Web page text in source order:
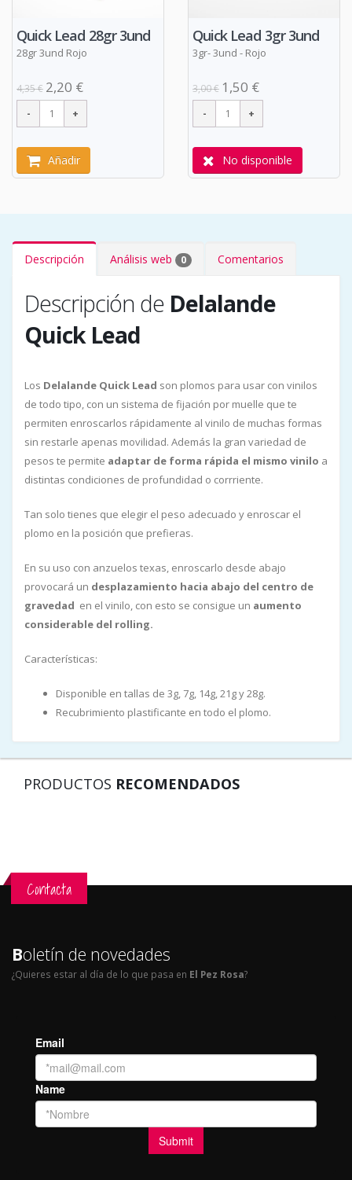
Quick Lead 28gr 3und
28gr 3und Rojo
4,35 € 2,20 €
Añadir
Quick Lead 3gr 3und
3gr- 3und - Rojo
3,00 € 1,50 €
No disponible
Descripción Análisis web 0 Comentarios
Descripción de Delalande
Quick Lead
Los Delalande Quick Lead son plomos para usar con vinilos
de todo tipo, con un sistema de fijación por muelle que te
permiten enroscarlos rápidamente al vinilo de muchas formas
sin restarle apenas movilidad. Además la gran variedad de
pesos te permite adaptar de forma rápida el mismo vinilo a
distintas condiciones de profundidad o corrriente.
Tan solo tienes que elegir el peso adecuado y enroscar el
plomo en la posición que prefieras.
En su uso con anzuelos texas, enroscarlo desde abajo
provocará un desplazamiento hacia abajo del centro de
gravedad en el vinilo, con esto se consigue un aumento
considerable del rolling.
Características:
Disponible en tallas de 3g, 7g, 14g, 21g y 28g.
Recubrimiento plastificante en todo el plomo.
PRODUCTOS RECOMENDADOS
Contacta
Boletín de novedades
¿Quieres estar al día de lo que pasa en El Pez Rosa?